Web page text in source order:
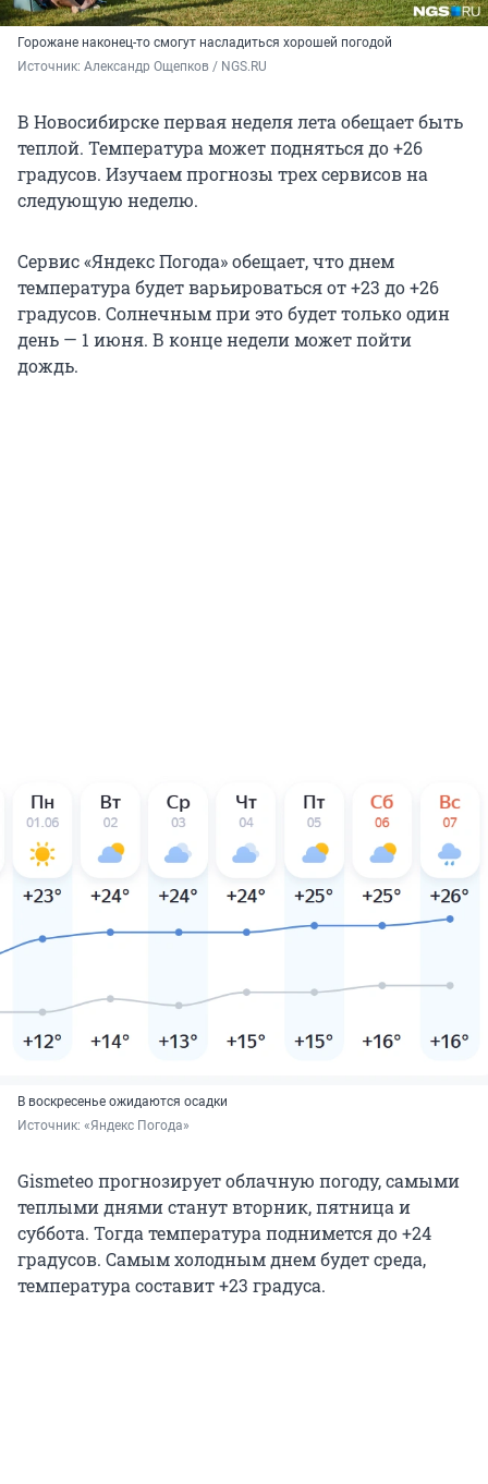
Горожане наконец-то смогут насладиться хорошей погодой
Источник: Александр Ощепков / NGS.RU
В Новосибирске первая неделя лета обещает быть
теплой. Температура может подняться до +26
градусов. Изучаем прогнозы трех сервисов на
следующую неделю.
Сервис «Яндекс Погода» обещает, что днем
температура будет варьироваться от +23 до +26
градусов. Солнечным при это будет только один
день — 1 июня. В конце недели может пойти
дождь.
В воскресенье ожидаются осадки
Источник: «Яндекс Погода»
Gismeteo прогнозирует облачную погоду, самыми
теплыми днями станут вторник, пятница и
суббота. Тогда температура поднимется до +24
градусов. Самым холодным днем будет среда,
температура составит +23 градуса.